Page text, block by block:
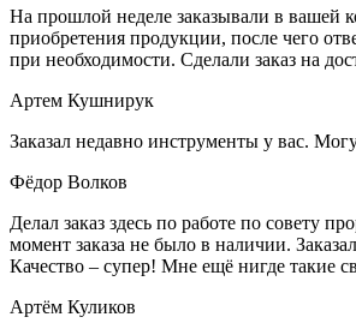
На прошлой неделе заказывали в вашей
приобретения продукции, после чего
при необходимости. Сделали заказ на
Артем Кушнирук
Заказал недавно инструменты у вас.
Фёдор Волков
Делал заказ здесь по работе по совету
момент заказа не было в наличии.
Качество – супер! Мне ещё нигде такие
Артём Куликов